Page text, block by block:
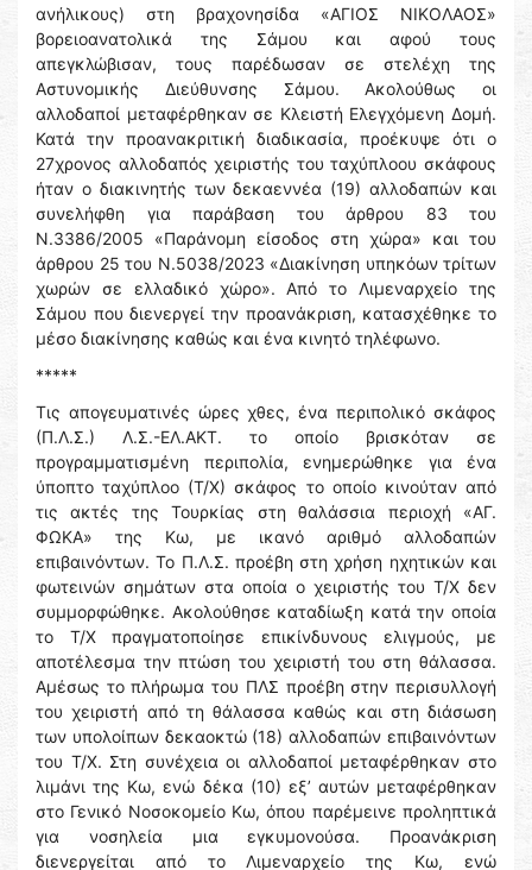
ανήλικους) στη βραχονησίδα «ΑΓΙΟΣ ΝΙΚΟΛΑΟΣ»
βορειοανατολικά της Σάμου και αφού τους
απεγκλώβισαν, τους παρέδωσαν σε στελέχη της
Αστυνομικής Διεύθυνσης Σάμου. Ακολούθως οι
αλλοδαποί μεταφέρθηκαν σε Κλειστή Ελεγχόμενη Δομή.
Κατά την προανακριτική διαδικασία, προέκυψε ότι ο
27χρονος αλλοδαπός χειριστής του ταχύπλοου σκάφους
ήταν ο διακινητής των δεκαεννέα (19) αλλοδαπών και
συνελήφθη για παράβαση του άρθρου 83 του
Ν.3386/2005 «Παράνομη είσοδος στη χώρα» και του
άρθρου 25 του Ν.5038/2023 «Διακίνηση υπηκόων τρίτων
χωρών σε ελλαδικό χώρο». Από το Λιμεναρχείο της
Σάμου που διενεργεί την προανάκριση, κατασχέθηκε το
μέσο διακίνησης καθώς και ένα κινητό τηλέφωνο.
*****
Τις απογευματινές ώρες χθες, ένα περιπολικό σκάφος
(Π.Λ.Σ.) Λ.Σ.-ΕΛ.ΑΚΤ. το οποίο βρισκόταν σε
προγραμματισμένη περιπολία, ενημερώθηκε για ένα
ύποπτο ταχύπλοο (Τ/Χ) σκάφος το οποίο κινούταν από
τις ακτές της Τουρκίας στη θαλάσσια περιοχή «ΑΓ.
ΦΩΚΑ» της Κω, με ικανό αριθμό αλλοδαπών
επιβαινόντων. Το Π.Λ.Σ. προέβη στη χρήση ηχητικών και
φωτεινών σημάτων στα οποία ο χειριστής του Τ/Χ δεν
συμμορφώθηκε. Ακολούθησε καταδίωξη κατά την οποία
το Τ/Χ πραγματοποίησε επικίνδυνους ελιγμούς, με
αποτέλεσμα την πτώση του χειριστή του στη θάλασσα.
Αμέσως το πλήρωμα του ΠΛΣ προέβη στην περισυλλογή
του χειριστή από τη θάλασσα καθώς και στη διάσωση
των υπολοίπων δεκαοκτώ (18) αλλοδαπών επιβαινόντων
του Τ/Χ. Στη συνέχεια οι αλλοδαποί μεταφέρθηκαν στο
λιμάνι της Κω, ενώ δέκα (10) εξ’ αυτών μεταφέρθηκαν
στο Γενικό Νοσοκομείο Κω, όπου παρέμεινε προληπτικά
για νοσηλεία μια εγκυμονούσα. Προανάκριση
διενεργείται από το Λιμεναρχείο της Κω, ενώ